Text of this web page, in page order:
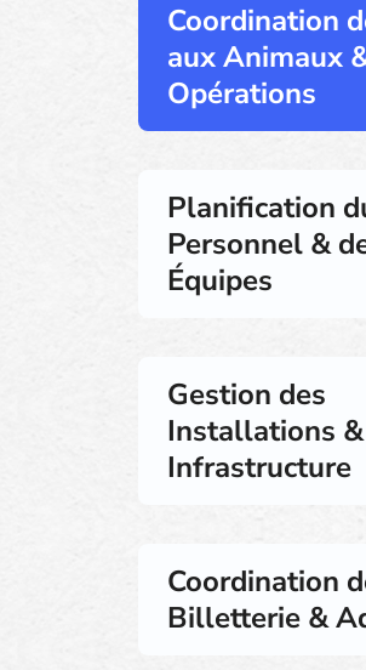
Coordination
aux Animaux
Opérations
Planification
Personnel &
Équipes
Gestion des
Installations &
Infrastructure
Coordination
Billetterie &